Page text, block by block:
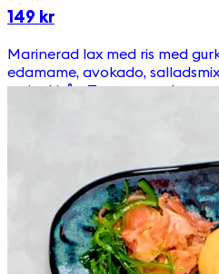
149 kr
Marinerad lax med ris med
edamame, avokado,
teriyakisås. Toppas med